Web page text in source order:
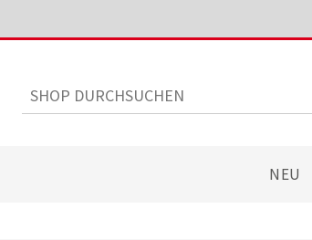
NEU